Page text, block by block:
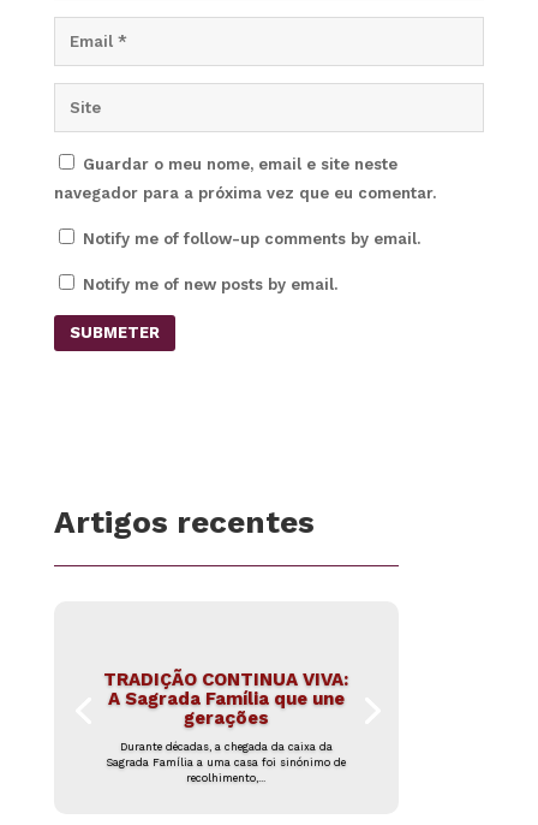
Guardar o meu nome, email e site neste
navegador para a próxima vez que eu comentar.
Notify me of follow-up comments by email.
Notify me of new posts by email.
SUBMETER
Artigos recentes
TRADIÇÃO CONTINUA VIVA:
A Sagrada Família que une
gerações
Durante décadas, a chegada da caixa da
Sagrada Família a uma casa foi sinónimo de
recolhimento,...